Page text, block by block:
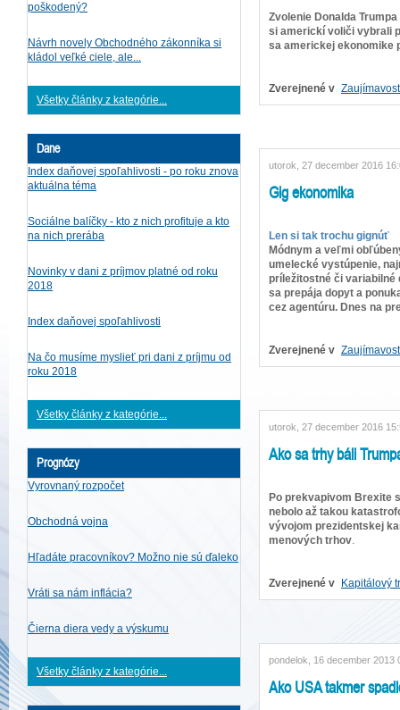
poškodený?
Návrh novely Obchodného zákonníka si
kládol veľké ciele, ale...
Všetky články z kategórie...
Dane
Index daňovej spoľahlivosti - po roku znova
aktuálna téma
Sociálne balíčky - kto z nich profituje a kto
na nich prerába
Novinky v dani z príjmov platné od roku
2018
Index daňovej spoľahlivosti
Na čo musíme myslieť pri dani z príjmu od
roku 2018
Všetky články z kategórie...
Prognózy
Vyrovnaný rozpočet
Obchodná vojna
Hľadáte pracovníkov? Možno nie sú ďaleko
Vráti sa nám inflácia?
Čierna diera vedy a výskumu
Všetky články z kategórie...
Zvolenie Donalda
si americkí voliči vybrali
sa americkej ekonomike
Zverejnené v
utorok, 27 december 2016
Gig ekonomika
Len si tak trochu gignúť
Módnym a veľmi
umelecké vystúpenie,
príležitostné či variabilné
sa prepája dopyt a
cez agentúru. Dnes na
Zverejnené v
utorok, 27 december 2016
Ako sa trhy báli
Po prekvapivom Brexite
nebolo až takou
vývojom prezidentskej
menových trhov
Zverejnené v Kapitálový
pondelok, 16 december 2013
Ako USA takmer